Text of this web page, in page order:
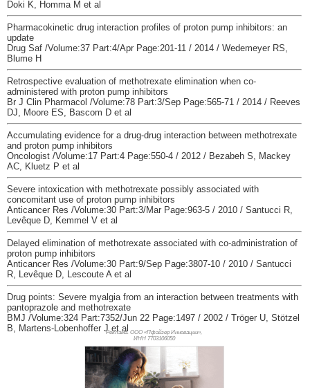
Doki K, Homma M et al
Pharmacokinetic drug interaction profiles of proton pump inhibitors: an
update
Drug Saf /Volume:37 Part:4/Apr Page:201-11 / 2014 / Wedemeyer RS,
Blume H
Retrospective evaluation of methotrexate elimination when co-
administered with proton pump inhibitors
Br J Clin Pharmacol /Volume:78 Part:3/Sep Page:565-71 / 2014 / Reeves
DJ, Moore ES, Bascom D et al
Accumulating evidence for a drug-drug interaction between methotrexate
and proton pump inhibitors
Oncologist /Volume:17 Part:4 Page:550-4 / 2012 / Bezabeh S, Mackey
AC, Kluetz P et al
Severe intoxication with methotrexate possibly associated with
concomitant use of proton pump inhibitors
Anticancer Res /Volume:30 Part:3/Mar Page:963-5 / 2010 / Santucci R,
Levêque D, Kemmel V et al
Delayed elimination of methotrexate associated with co-administration of
proton pump inhibitors
Anticancer Res /Volume:30 Part:9/Sep Page:3807-10 / 2010 / Santucci
R, Levêque D, Lescoute A et al
Drug points: Severe myalgia from an interaction between treatments with
pantoprazole and methotrexate
BMJ /Volume:324 Part:7352/Jun 22 Page:1497 / 2002 / Tröger U, Stötzel
B, Martens-Lobenhoffer J et alРеклама. ООО «Пфайзер Инновации»,
ИНН 7703106050